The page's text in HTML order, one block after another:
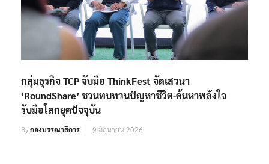
กลุ่มธุรกิจ TCP จับมือ ThinkFest จัดเสวนา
‘RoundShare’ ชวนทบทวนปัญหาชีวิต-ค้นหาพลังใจ
รับมือโลกยุคปัจจุบัน
Byกองบรรณาธิการ 9 มิถุนายน 2026